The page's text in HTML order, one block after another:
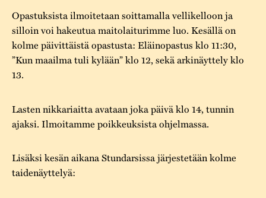
Yhteystiedot
Käsityö
Projektit
Opastuksista ilmoitetaan soittamalla vellikelloon ja
silloin voi hakeutua maitolaiturimme luo. Kesällä on
kolme päivittäistä opastusta: Eläinopastus klo 11:30,
”Kun maailma tuli kylään” klo 12, sekä arkinäyttely klo
13.
Lasten nikkariaitta avataan joka päivä klo 14, tunnin
ajaksi. Ilmoitamme poikkeuksista ohjelmassa.
Lisäksi kesän aikana Stundarsissa järjestetään kolme
taidenäyttelyä: